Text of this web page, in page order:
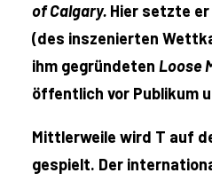
of Calgary. Hier setzte
(des inszenierten
ihm gegründeten Loose
öffentlich vor Publikum
Mittlerweile wird T auf
gespielt. Der